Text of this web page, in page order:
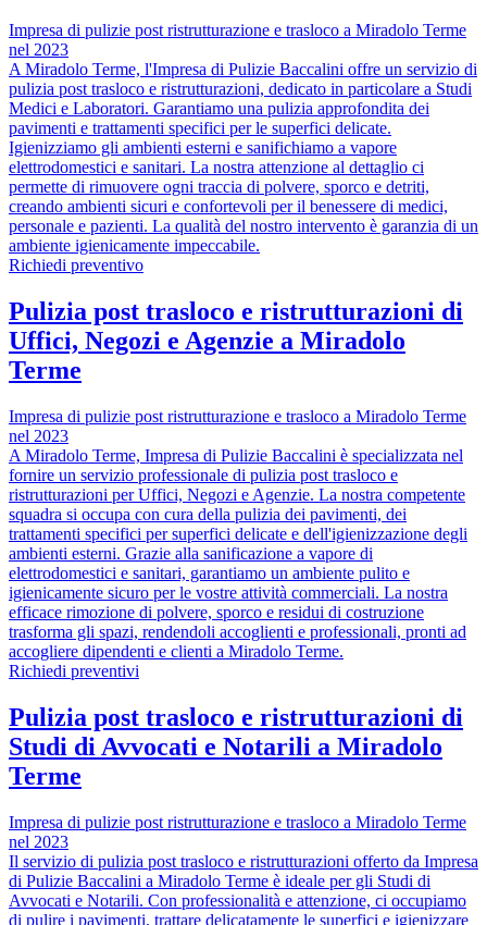
Impresa di pulizie post ristrutturazione e trasloco a Miradolo Terme
nel 2023
A Miradolo Terme, l'Impresa di Pulizie Baccalini offre un servizio di
pulizia post trasloco e ristrutturazioni, dedicato in particolare a Studi
Medici e Laboratori. Garantiamo una pulizia approfondita dei
pavimenti e trattamenti specifici per le superfici delicate.
Igienizziamo gli ambienti esterni e sanifichiamo a vapore
elettrodomestici e sanitari. La nostra attenzione al dettaglio ci
permette di rimuovere ogni traccia di polvere, sporco e detriti,
creando ambienti sicuri e confortevoli per il benessere di medici,
personale e pazienti. La qualità del nostro intervento è garanzia di un
ambiente igienicamente impeccabile.
Richiedi preventivo
Pulizia post trasloco e ristrutturazioni di
Uffici, Negozi e Agenzie a Miradolo
Terme
Impresa di pulizie post ristrutturazione e trasloco a Miradolo Terme
nel 2023
A Miradolo Terme, Impresa di Pulizie Baccalini è specializzata nel
fornire un servizio professionale di pulizia post trasloco e
ristrutturazioni per Uffici, Negozi e Agenzie. La nostra competente
squadra si occupa con cura della pulizia dei pavimenti, dei
trattamenti specifici per superfici delicate e dell'igienizzazione degli
ambienti esterni. Grazie alla sanificazione a vapore di
elettrodomestici e sanitari, garantiamo un ambiente pulito e
igienicamente sicuro per le vostre attività commerciali. La nostra
efficace rimozione di polvere, sporco e residui di costruzione
trasforma gli spazi, rendendoli accoglienti e professionali, pronti ad
accogliere dipendenti e clienti a Miradolo Terme.
Richiedi preventivi
Pulizia post trasloco e ristrutturazioni di
Studi di Avvocati e Notarili a Miradolo
Terme
Impresa di pulizie post ristrutturazione e trasloco a Miradolo Terme
nel 2023
Il servizio di pulizia post trasloco e ristrutturazioni offerto da Impresa
di Pulizie Baccalini a Miradolo Terme è ideale per gli Studi di
Avvocati e Notarili. Con professionalità e attenzione, ci occupiamo
di pulire i pavimenti, trattare delicatamente le superfici e igienizzare